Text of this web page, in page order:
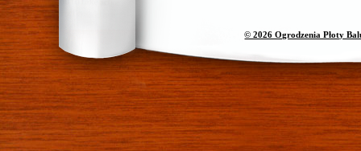
© 2026 Ogrodzenia Płoty